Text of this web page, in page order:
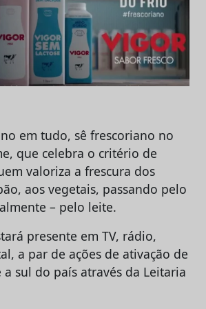
em tudo, sê frescoriano no
que celebra o critério de
valoriza a frescura dos
aos vegetais, passando pelo
– pelo leite.
presente em TV, rádio,
a par de ações de ativação de
sul do país através da Leitaria